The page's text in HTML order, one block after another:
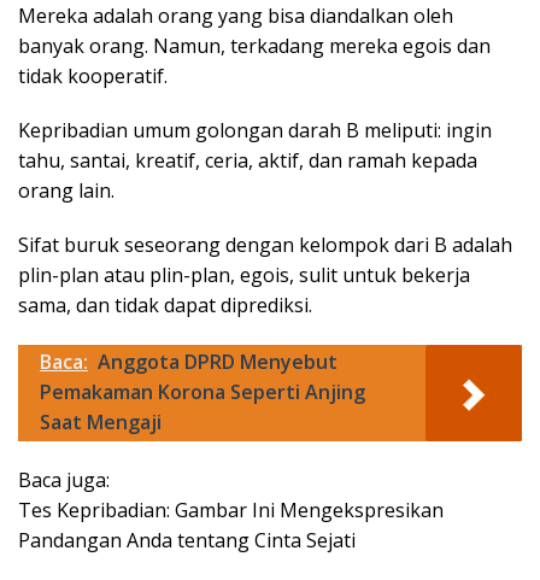
Mereka adalah orang yang bisa diandalkan oleh
banyak orang. Namun, terkadang mereka egois dan
tidak kooperatif.
Kepribadian umum golongan darah B meliputi: ingin
tahu, santai, kreatif, ceria, aktif, dan ramah kepada
orang lain.
Sifat buruk seseorang dengan kelompok dari B adalah
plin-plan atau plin-plan, egois, sulit untuk bekerja
sama, dan tidak dapat diprediksi.
Baca: Anggota DPRD Menyebut
Pemakaman Korona Seperti Anjing
Saat Mengaji
Baca juga:
Tes Kepribadian: Gambar Ini Mengekspresikan
Pandangan Anda tentang Cinta Sejati